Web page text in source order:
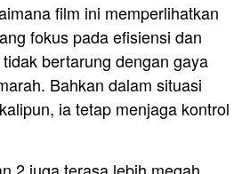
film ini memperlihatkan
fokus pada efisiensi dan
bertarung dengan gaya
Bahkan dalam situasi
ia tetap menjaga kontrol